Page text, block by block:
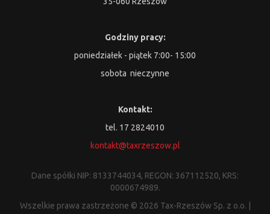
Godziny pracy:
poniedziałek - piątek 7:00- 15:00
sobota nieczynne
Kontakt:
tel. 17 2824010
kontakt@taxrzeszow.pl
Dane spółki NIP: 8133744034, REGON: 367112520, KRS:
0000674989.
Wszelkie prawa zastrzeżone © 2026 Tax-Rzeszów Sp. z o.o. |